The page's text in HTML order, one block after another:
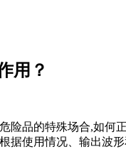
用？
险品的特殊场合,如何
据使用情况、输出波形